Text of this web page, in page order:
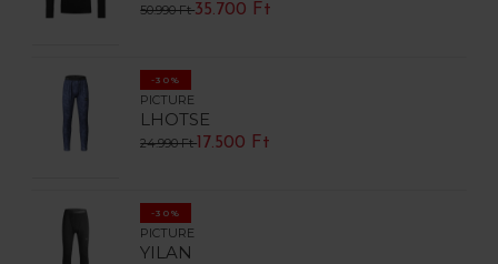
50.990 Ft35.700 Ft
-30%
PICTURE
LHOTSE
24.990 Ft 17.500 Ft
-30%
PICTURE
YILAN